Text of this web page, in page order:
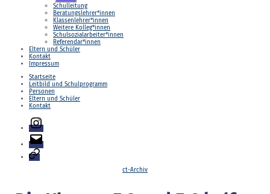
anzeigen
Schulleitung
Beratungslehrer*innen
Klassenlehrer*innen
Weitere Kolleg*innen
Schulsozialarbeiter*innen
Referendar*innen
Eltern und Schüler
Kontakt
Impressum
Startseite
Leitbild und Schulprogramm
Personen
Eltern und Schüler
Kontakt
Instagram
E-
Mail
Login
Kategorien
ct-Archiv